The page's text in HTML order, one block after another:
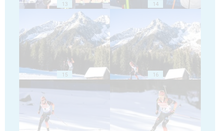
13 14
15 16